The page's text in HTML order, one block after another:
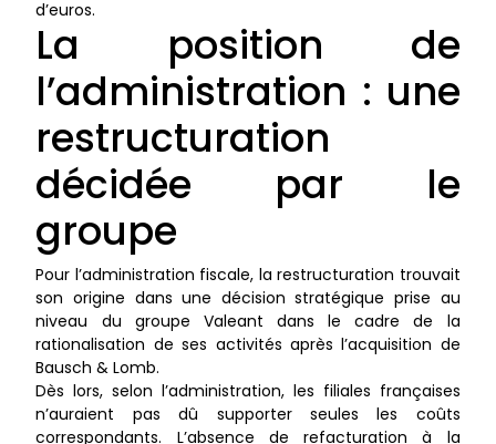
d’euros.
La position de
l’administration : une
restructuration
décidée par le
groupe
Pour l’administration fiscale, la restructuration trouvait
son origine dans une décision stratégique prise au
niveau du groupe Valeant dans le cadre de la
rationalisation de ses activités après l’acquisition de
Bausch & Lomb.
Dès lors, selon l’administration, les filiales françaises
n’auraient pas dû supporter seules les coûts
correspondants. L’absence de refacturation à la